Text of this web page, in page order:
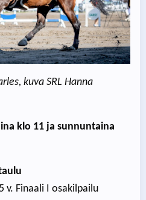
kuva SRL Hanna
klo 11 ja sunnuntaina
v. Finaali I osakilpailu